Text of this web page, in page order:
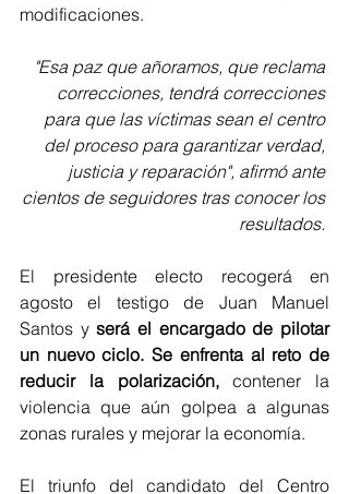
modificaciones.
"Esa paz que añoramos, que reclama
correcciones, tendrá correcciones
para que las víctimas sean el centro
del proceso para garantizar verdad,
justicia y reparación", afirmó ante
cientos de seguidores tras conocer los
resultados.
El presidente electo recogerá en
agosto el testigo de Juan Manuel
Santos y será el encargado de pilotar
un nuevo ciclo. Se enfrenta al reto de
reducir la polarización, contener la
violencia que aún golpea a algunas
zonas rurales y mejorar la economía.
El triunfo del candidato del Centro